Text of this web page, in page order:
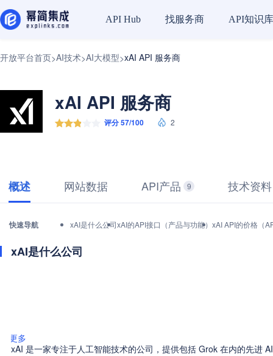
API Hub 找服务商 API知识库
开放平台首页>AI技术>AI大模型>xAI API 服务商
xAI API 服务商
评分 57/100 2
概述 网站数据 API产品 9 技术资料
快速导航 xAI是什么公司xAI的API接口（产品与功能） xAI API的价格（
xAI是什么公司
更多
xAI 是一家专注于人工智能技术的公司，提供包括 Grok 在内的先进